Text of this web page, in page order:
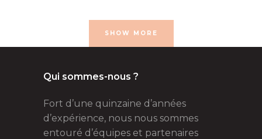
SHOW MORE
Qui sommes-nous ?
Fort d’une quinzaine d’années
d’expérience, nous nous sommes
entouré d’équipes et partenaires